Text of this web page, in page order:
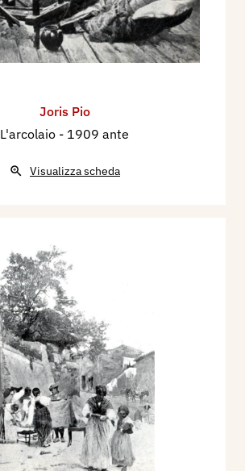
Joris Pio
L'arcolaio - 1909 ante
Visualizza scheda